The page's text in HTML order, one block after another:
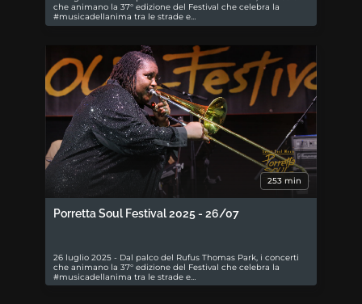
che animano la 37° edizione del Festival che celebra la
#musicadellanima tra le strade e…
253 min
Porretta Soul Festival 2025 - 26/07
26 luglio 2025 - Dal palco del Rufus Thomas Park, i concerti
che animano la 37° edizione del Festival che celebra la
#musicadellanima tra le strade e…